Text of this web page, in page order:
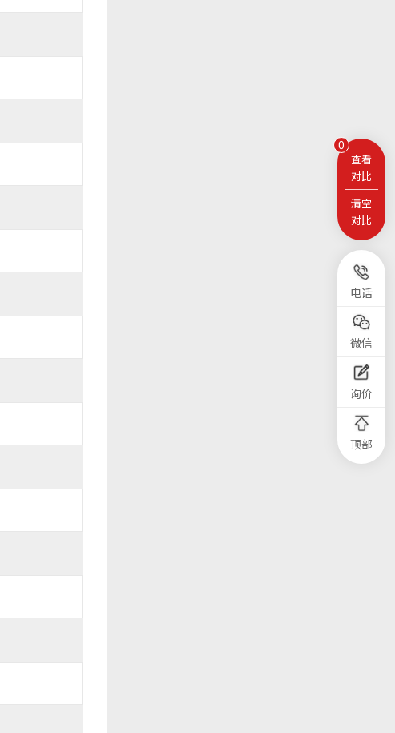
0
查看
对比
清空
对比
电话
微信
询价
顶部